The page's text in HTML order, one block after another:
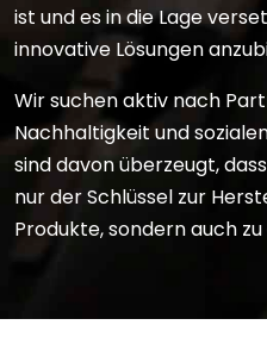
ist und es in die Lage
innovative Lösungen
Wir suchen aktiv nach
Nachhaltigkeit und
sind davon überzeugt,
nur der Schlüssel zur
Produkte, sondern auch